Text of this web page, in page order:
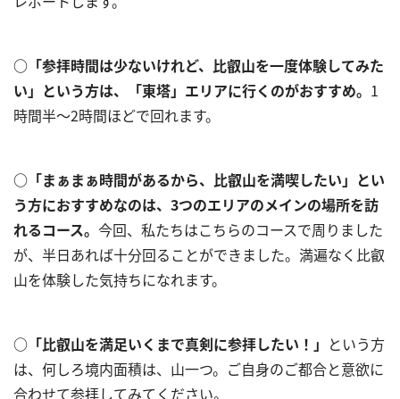
○「参拝時間は少ないけれど、比叡山を一度体験してみた
い」という方は、「東塔」エリアに行くのがおすすめ。 1
時間半～2時間ほどで回れます。
○「まぁまぁ時間があるから、比叡山を満喫したい」とい
う方におすすめなのは、 3つのエリアのメインの場所を訪
れるコース。 今回、私たちはこちらのコースで周りました
が、半日あれば十分回ることができました。満遍なく比叡
山を体験した気持ちになれます。
○「比叡山を満足いくまで真剣に参拝したい！」 という方
は、何しろ境内面積は、山一つ。ご自身のご都合と意欲に
合わせて参拝してみてください。